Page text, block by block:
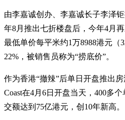
由李嘉诚创办、李嘉诚长子李泽
年8月推出七折楼盘后，今年4月再
最低单价每平米约1万8988港元（
22%，被销售员称为“捞底价”。
作为香港“撤辣”后单日开盘推出
Coast在4月6日开盘当天，400多
交额达到75亿港元，创10年新高。